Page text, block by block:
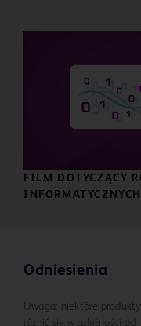
FILM DOTYCZĄCY
Odniesienia
Uwaga: niektóre
różnić się w zależności